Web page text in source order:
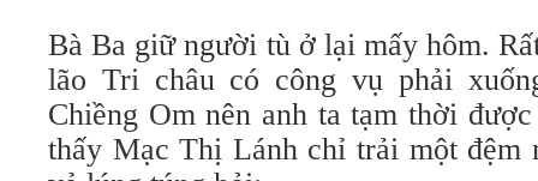
Bà Ba giữ người tù ở lại mấy hôm.
lão Tri châu có công vụ phải
Chiềng Om nên anh ta tạm thời
thấy Mạc Thị Lánh chỉ trải một đệm